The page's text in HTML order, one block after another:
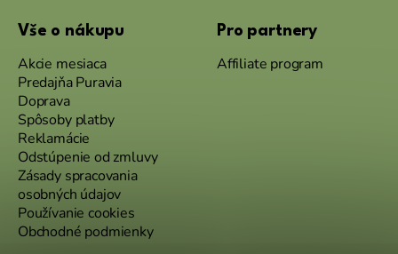
Vše o nákupu
Akcie mesiaca
Predajňa Puravia
Doprava
Spôsoby platby
Reklamácie
Odstúpenie od zmluvy
Zásady spracovania
osobných údajov
Používanie cookies
Obchodné podmienky
Pro partnery
Affiliate program